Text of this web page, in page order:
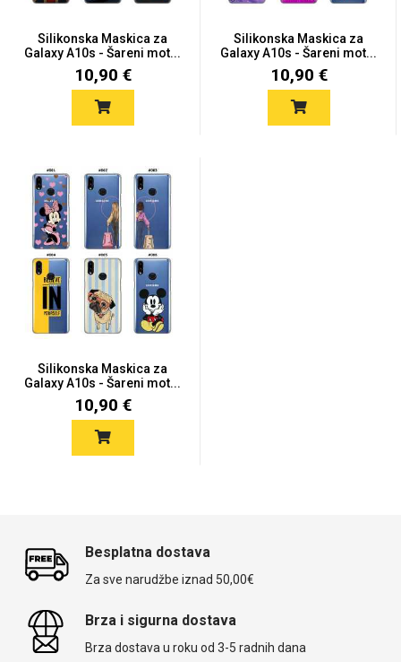
Silikonska Maskica za
Galaxy A10s - Šareni mot...
10,90 €
Silikonska Maskica za
Galaxy A10s - Šareni mot...
10,90 €
Silikonska Maskica za
Galaxy A10s - Šareni mot...
10,90 €
Besplatna dostava
Za sve narudžbe iznad 50,00€
Brza i sigurna dostava
Brza dostava u roku od 3-5 radnih dana